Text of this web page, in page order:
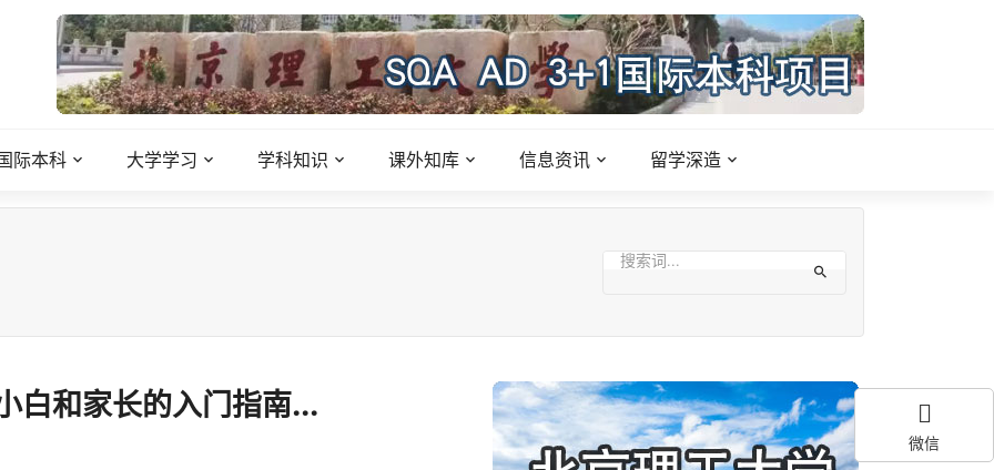
际本科 大学学习 学科知识 课外知库 信息资讯 留学深造
白和家长的入门指南...
微信